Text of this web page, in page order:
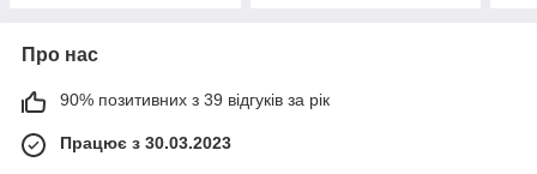
Про нас
90% позитивних з 39 відгуків за рік
Працює з 30.03.2023